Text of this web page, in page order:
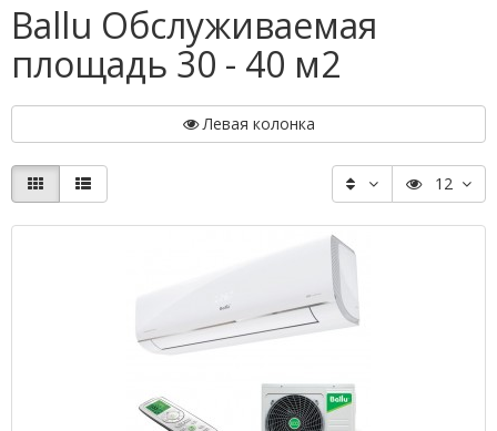
Ballu Обслуживаемая
площадь 30 - 40 м2
Левая колонка
12